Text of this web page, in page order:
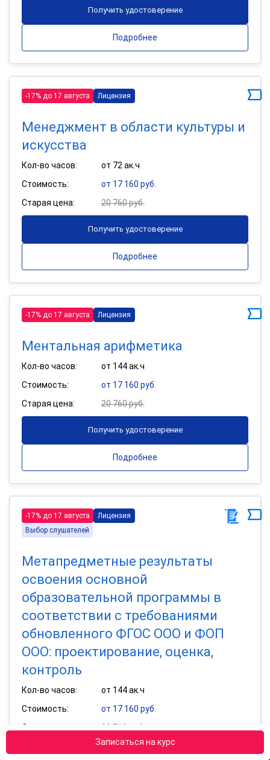
Записаться на курс
Получить удостоверение
Подробнее
-17% до 17 августа Лицензия
Менеджмент в области культуры и
искусства
Кол-во часов:
от 72 ак.ч
Стоимость:
от 17 160 руб.
Старая цена:
20 760 руб.
Получить удостоверение
Подробнее
-17% до 17 августа Лицензия
Ментальная арифметика
Кол-во часов:
от 144 ак.ч
Стоимость:
от 17 160 руб.
Старая цена:
20 760 руб.
Получить удостоверение
Подробнее
-17% до 17 августа
Лицензия
Выбор слушателей
Метапредметные результаты
освоения основной
образовательной программы в
соответствии с требованиями
обновленного ФГОС ООО и ФОП
ООО: проектирование, оценка,
контроль
Кол-во часов:
от 144 ак.ч
Стоимость:
от 17 160 руб.
Старая цена:
20 760 руб.
Получить удостоверение